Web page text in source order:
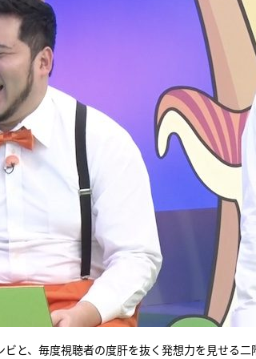
と、毎度視聴者の度肝を抜く発想力を見せる